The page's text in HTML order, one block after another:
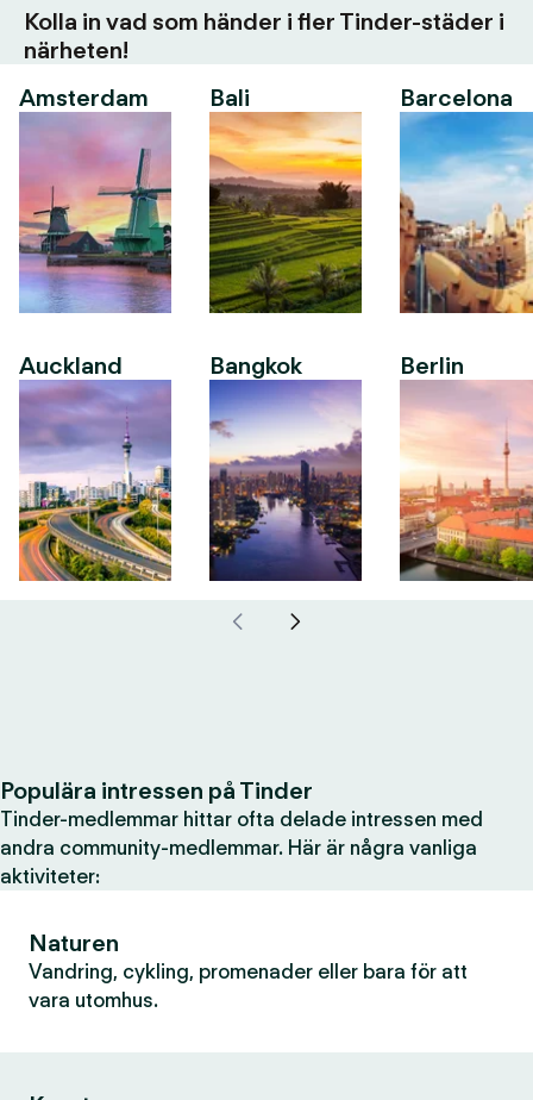
Kolla in vad som händer i fler Tinder-städer i
närheten!
Amsterdam
Auckland
Bali
Bangkok
Barcelona
Berlin
Populära intressen på Tinder
Tinder-medlemmar hittar ofta delade intressen med
andra community-medlemmar. Här är några vanliga
aktiviteter:
Naturen
Vandring, cykling, promenader eller bara för att
vara utomhus.